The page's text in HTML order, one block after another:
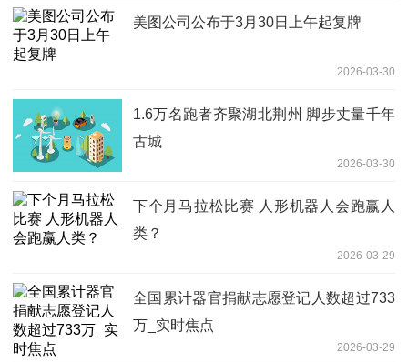
美图公司公布于3月30日上午起复牌
2026-03-30
1.6万名跑者齐聚湖北荆州 脚步丈量千年
古城
2026-03-30
下个月马拉松比赛 人形机器人会跑赢人
类？
2026-03-29
全国累计器官捐献志愿登记人数超过733
万_实时焦点
2026-03-29